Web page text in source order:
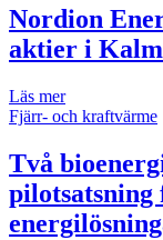
Nordion
aktier i
Läs mer
Fjärr- och kraftvärme
Två